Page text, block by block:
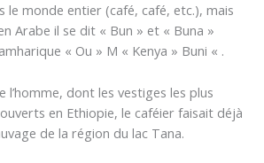
le monde entier (café, café, etc.), mais
Arabe il se dit « Bun » et « Buna »
« Ou » M « Kenya » Buni « .
l’homme, dont les vestiges les plus
en Ethiopie, le caféier faisait déjà
de la région du lac Tana.